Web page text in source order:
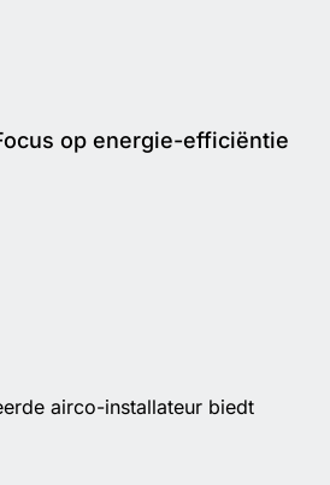
op energie-efficiëntie
airco-installateur biedt